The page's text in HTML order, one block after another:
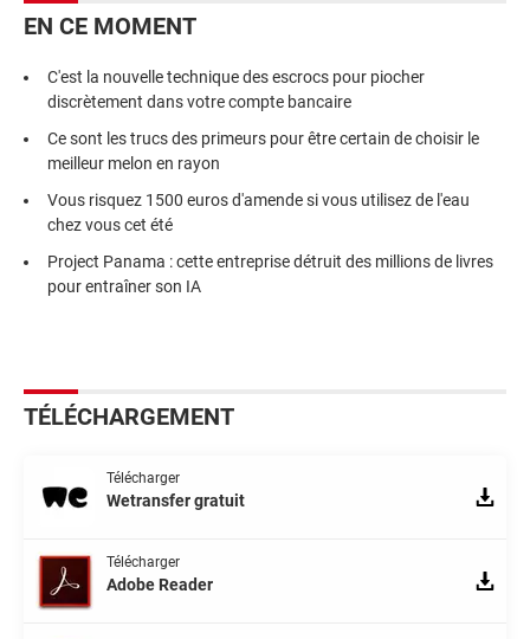
EN CE MOMENT
C'est la nouvelle technique des escrocs pour piocher
discrètement dans votre compte bancaire
Ce sont les trucs des primeurs pour être certain de choisir le
meilleur melon en rayon
Vous risquez 1500 euros d'amende si vous utilisez de l'eau
chez vous cet été
Project Panama : cette entreprise détruit des millions de livres
pour entraîner son IA
TÉLÉCHARGEMENT
Télécharger
Wetransfer gratuit
Télécharger
Adobe Reader